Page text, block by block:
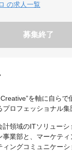
の求人一覧
募集終了
を軸に自らで
ロフェッショナル集
領域のITソリューシ
事業部と、マーケテ
ィングコミュニケー